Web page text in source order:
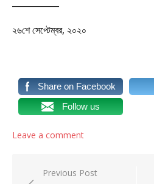
২৬শে সেপ্টেম্বর, ২০২০
Share on Facebook
Follow us
Leave a comment
Post navigation
Previous Post